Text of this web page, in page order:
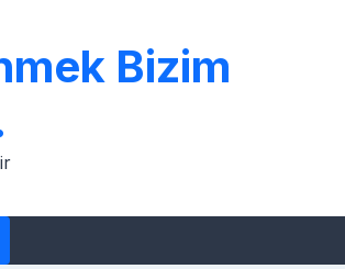
Bizim